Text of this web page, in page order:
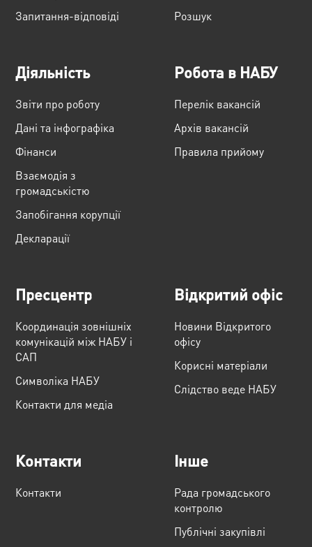
Запитання-відповіді
Розшук
Діяльність
Звіти про роботу
Дані та інфографіка
Фінанси
Взаємодія з
громадськістю
Запобігання корупції
Декларації
Робота в НАБУ
Перелік вакансій
Архів вакансій
Правила прийому
Пресцентр
Координація зовнішніх
комунікацій між НАБУ і
САП
Cимволіка НАБУ
Контакти для медіа
Відкритий офіс
Новини Відкритого
офісу
Корисні матеріали
Слідство веде НАБУ
Контакти
Контакти
Інше
Рада громадського
контролю
Публічні закупівлі